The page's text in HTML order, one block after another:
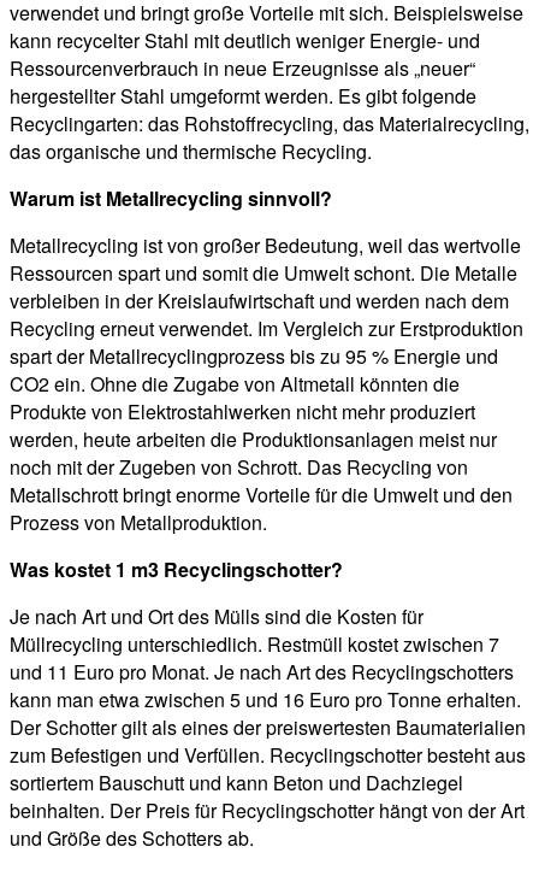
verwendet und bringt große Vorteile mit sich. Beispielsweise
kann recycelter Stahl mit deutlich weniger Energie- und
Ressourcenverbrauch in neue Erzeugnisse als „neuer“
hergestellter Stahl umgeformt werden. Es gibt folgende
Recyclingarten: das Rohstoffrecycling, das Materialrecycling,
das organische und thermische Recycling.
Warum ist Metallrecycling sinnvoll?
Metallrecycling ist von großer Bedeutung, weil das wertvolle
Ressourcen spart und somit die Umwelt schont. Die Metalle
verbleiben in der Kreislaufwirtschaft und werden nach dem
Recycling erneut verwendet. Im Vergleich zur Erstproduktion
spart der Metallrecyclingprozess bis zu 95 % Energie und
CO2 ein. Ohne die Zugabe von Altmetall könnten die
Produkte von Elektrostahlwerken nicht mehr produziert
werden, heute arbeiten die Produktionsanlagen meist nur
noch mit der Zugeben von Schrott. Das Recycling von
Metallschrott bringt enorme Vorteile für die Umwelt und den
Prozess von Metallproduktion.
Was kostet 1 m3 Recyclingschotter?
Je nach Art und Ort des Mülls sind die Kosten für
Müllrecycling unterschiedlich. Restmüll kostet zwischen 7
und 11 Euro pro Monat. Je nach Art des Recyclingschotters
kann man etwa zwischen 5 und 16 Euro pro Tonne erhalten.
Der Schotter gilt als eines der preiswertesten Baumaterialien
zum Befestigen und Verfüllen. Recyclingschotter besteht aus
sortiertem Bauschutt und kann Beton und Dachziegel
beinhalten. Der Preis für Recyclingschotter hängt von der Art
und Größe des Schotters ab.